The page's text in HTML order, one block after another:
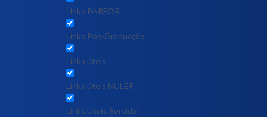
Links PARFOR
Links Pós-Graduação
Links úteis
Links úteis NULEP
Links Úteis Servidor